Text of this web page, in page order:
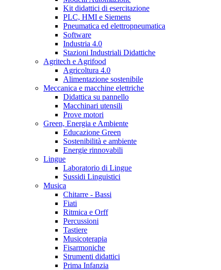
Kit didattici di esercitazione
PLC, HMI e Siemens
Pneumatica ed elettropneumatica
Software
Industria 4.0
Stazioni Industriali Didattiche
Agritech e Agrifood
Agricoltura 4.0
Alimentazione sostenibile
Meccanica e macchine elettriche
Didattica su pannello
Macchinari utensili
Prove motori
Green, Energia e Ambiente
Educazione Green
Sostenibilità e ambiente
Energie rinnovabili
Lingue
Laboratorio di Lingue
Sussidi Linguistici
Musica
Chitarre - Bassi
Fiati
Ritmica e Orff
Percussioni
Tastiere
Musicoterapia
Fisarmoniche
Strumenti didattici
Prima Infanzia